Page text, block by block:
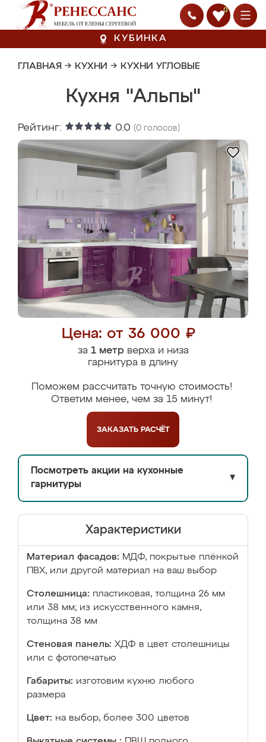
0
КУБИНКА
ГЛАВНАЯ → КУХНИ → КУХНИ УГЛОВЫЕ
Кухня "Альпы"
Рейтинг: 0.0 (0 голосов)
Цена: от 36 000 ₽
за 1 метрверха и низа
гарнитура в длину
Поможем рассчитать точную стоимость!
Ответим менее, чем за 15 минут!
ЗАКАЗАТЬ РАСЧЁТ
Посмотреть акции на кухонные
гарнитуры
▼
Характеристики
Материал фасадов: МДФ, покрытые плёнкой
ПВХ, или другой материал на ваш выбор
Столешница: пластиковая, толщина 26 мм
или 38 мм; из искусственного камня,
толщина 38 мм
Стеновая панель: ХДФ в цвет столешницы
или с фотопечатью
Габариты: изготовим кухню любого
размера
Цвет: на выбор, более 300 цветов